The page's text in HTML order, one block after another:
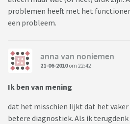
problemen heeft met het
een probleem.
anna van noniemen
21-06-2010om 22:42
Ik ben van mening
dat het misschien lijkt dat het
betere diagnostiek. Als ik